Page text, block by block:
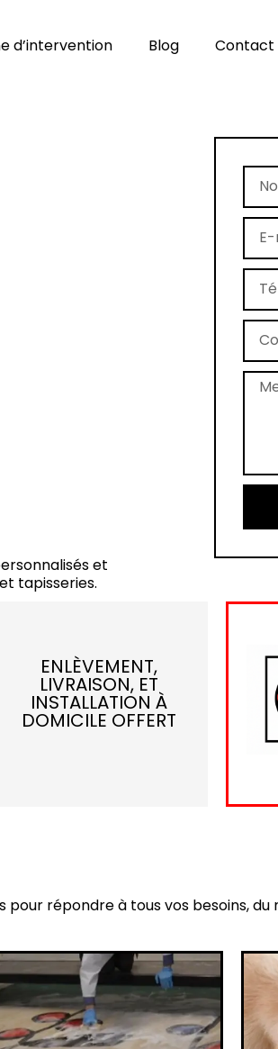
d’intervention Blog Contact
et
tapisseries.
ENLÈVEMENT,
LIVRAISON, ET
INSTALLATION À
DOMICILE OFFERT
répondre à tous vos besoins,